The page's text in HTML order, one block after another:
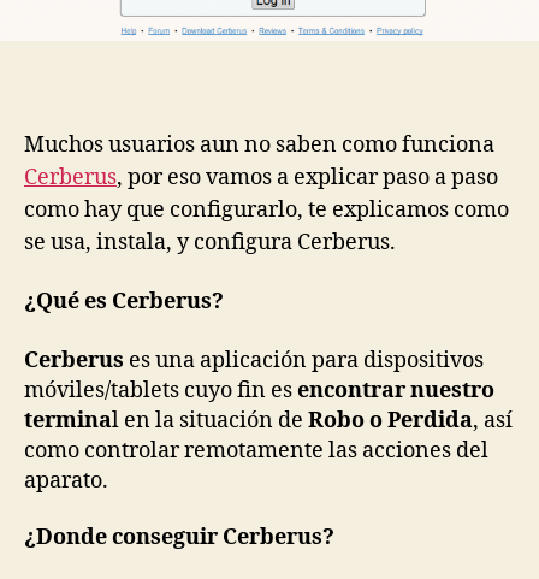
en
el
Muchos usuarios aun no saben como funciona
Cerberus, por eso vamos a explicar paso a paso
como hay que configurarlo, te explicamos como
se usa, instala, y configura Cerberus.
¿Qué es Cerberus?
Cerberus es una aplicación para dispositivos
móviles/tablets cuyo fin esencontrar nuestro
terminal en la situación de Robo o Perdida, así
como controlar remotamente las acciones del
aparato.
¿Donde conseguir Cerberus?